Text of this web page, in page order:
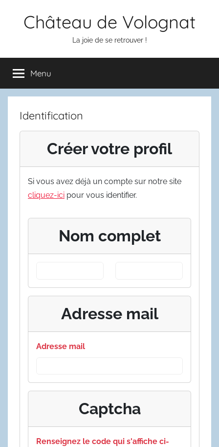
Château de Volognat
La joie de se retrouver !
Menu
Identification
Créer votre profil
Si vous avez déjà un compte sur notre site
cliquez-ici pour vous identifier.
Nom complet
Adresse mail
Adresse mail
Captcha
Renseignez le code qui s'affiche ci-